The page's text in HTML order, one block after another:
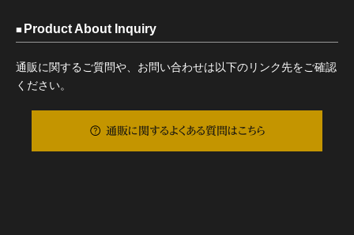
Product About Inquiry
通販に関するご質問や、お問い合わせは以下のリンク先をご確認
ください。
通販に関するよくある質問はこちら